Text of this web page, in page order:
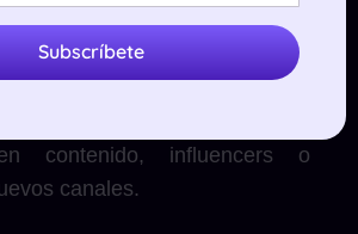
contenido, influencers o
canales.
Subscríbete